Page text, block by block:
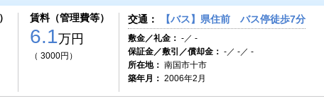
賃料（管理費等）
6.1万円
（ 3000円）
交通： 【バス】県住前 バス停徒歩7分
敷金／礼金： -／ -
保証金／敷引／償却金： -／ -／ -
所在地： 南国市十市
築年月： 2006年2月